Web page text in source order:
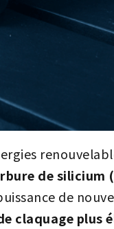
de silicium
de
claquage plus